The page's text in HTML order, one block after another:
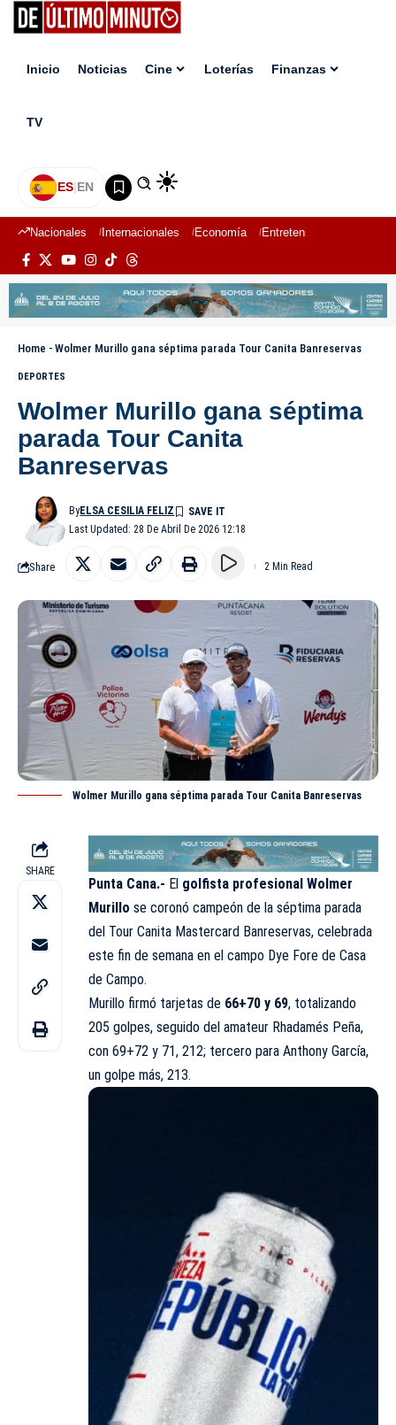
Inicio Noticias Cine Loterías Finanzas
TV
ES|EN
Nacionales Internacionales Economía Entretenimiento
Home - Wolmer Murillo gana séptima parada Tour Canita Banreservas
DEPORTES
Wolmer Murillo gana séptima
parada Tour Canita
Banreservas
Last Updated: 28 De Abril De 2026 12:18
ByELSA CESILIA FELIZ
Share 2 Min Read
Wolmer Murillo gana séptima parada Tour Canita Banreservas
SHARE
Punta Cana.- El golfista profesional Wolmer
Murillo se coronó campeón de la séptima parada
del Tour Canita Mastercard Banreservas, celebrada
este fin de semana en el campo Dye Fore de Casa
de Campo.
Murillo firmó tarjetas de 66+70 y 69, totalizando
205 golpes, seguido del amateur Rhadamés Peña,
con 69+72 y 71, 212; tercero para Anthony García,
un golpe más, 213.